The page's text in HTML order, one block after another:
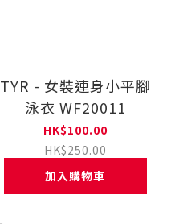
TYR - 女裝連身小平腳
泳衣 WF20011
HK$100.00
HK$250.00
加入購物車